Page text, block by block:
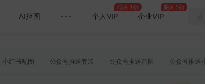
AI抠图 个人VIP
限时3折
企业VIP
限时5折
小红书配图 公众号推送套装 公众号推送首图 公众号推送